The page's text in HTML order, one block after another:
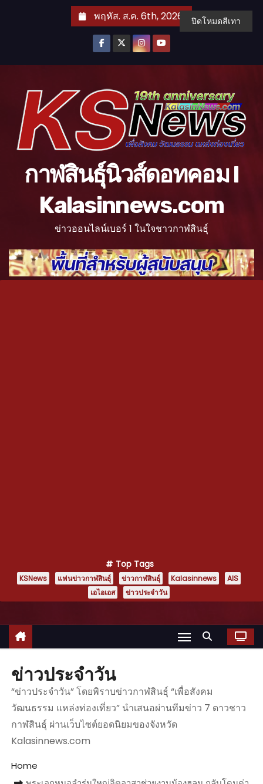
พฤหัส. ส.ค. 6th, 2026
กาฬสินธุ์นิวส์ดอทคอม l
Kalasinnews.com
ข่าวออนไลน์เบอร์ 1 ในใจชาวกาฬสินธุ์
Top Tags
KSNews แฟนข่าวกาฬสินธุ์ ข่าวกาฬสินธุ์ Kalasinnews
AIS
เอไอเอส
ข่าวประจำวัน
ข่าวประจำวัน
“ข่าวประจำวัน” โดยพิราบข่าวกาฬสินธุ์ “เพื่อสังคม
วัฒนธรรม แหล่งท่องเที่ยว” นำเสนอผ่านทีมข่าว 7 ดาวชาว
กาฬสินธุ์ ผ่านเว็บไซต์ยอดนิยมของจังหวัด
Kalasinnews.com
Home
ปิดโหมดสีเทา